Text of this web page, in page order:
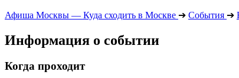
Афиша Москвы — Куда сходить в Москве ➔ События ➔
Информация о событии
Когда проходит